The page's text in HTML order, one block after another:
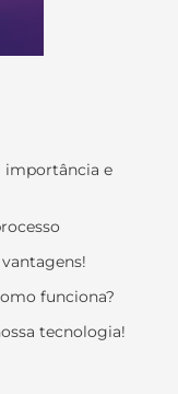
importância e
funciona?
tecnologia!